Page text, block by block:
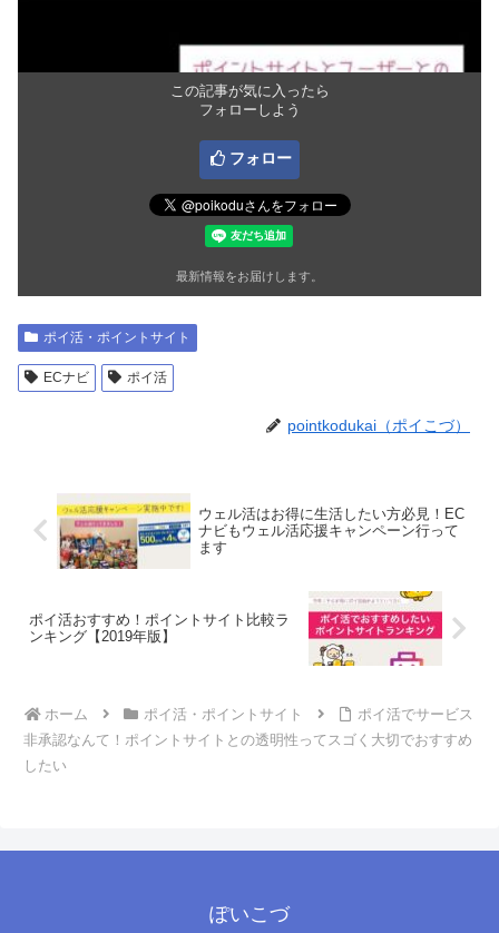
この記事が気に入ったら
フォローしよう
フォロー
最新情報をお届けします。
ポイ活・ポイントサイト
ECナビ ポイ活
pointkodukai（ポイこづ）
ウェル活はお得に生活したい方必見！EC
ナビもウェル活応援キャンペーン行って
ます
ポイ活おすすめ！ポイントサイト比較ラ
ンキング【2019年版】
ホーム ポイ活・ポイントサイト
ポイ活でサービス
非承認なんて！ポイントサイトとの透明性ってスゴく大切でおすすめ
したい
ぽいこづ